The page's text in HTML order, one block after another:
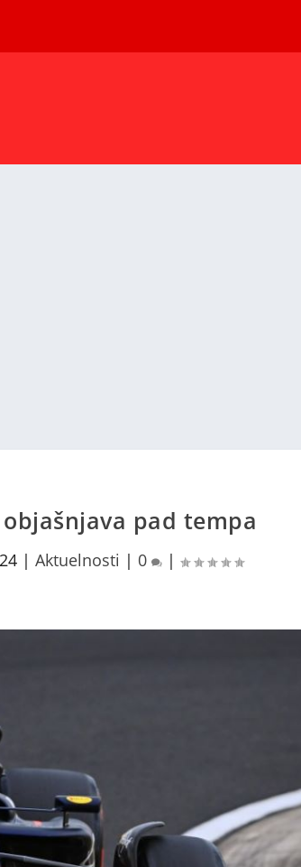
pad tempa
| Aktuelnosti | 0 |